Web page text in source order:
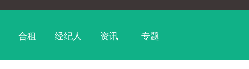
合租 经纪人 资讯 专题